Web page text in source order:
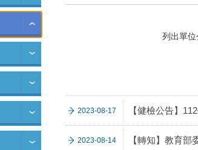
列出單
2023-08-17 【健檢公告】
2023-08-14 【轉知】教育